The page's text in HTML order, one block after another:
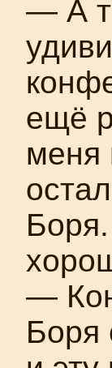
— А
ещё
меня
—
Боря